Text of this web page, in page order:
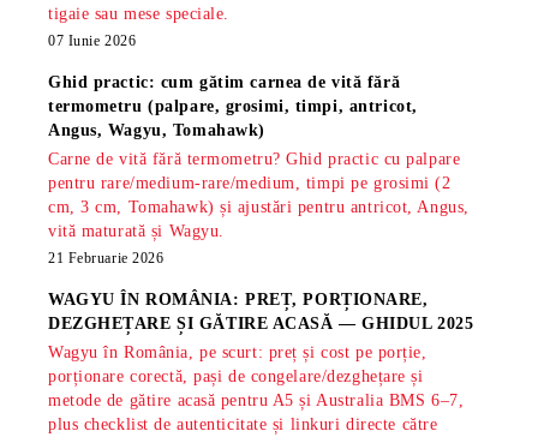
tigaie sau mese speciale.
07 Iunie 2026
Ghid practic: cum gătim carnea de vită fără
termometru (palpare, grosimi, timpi, antricot,
Angus, Wagyu, Tomahawk)
Carne de vită fără termometru? Ghid practic cu palpare
pentru rare/medium-rare/medium, timpi pe grosimi (2
cm, 3 cm, Tomahawk) și ajustări pentru antricot, Angus,
vită maturată și Wagyu.
21 Februarie 2026
WAGYU ÎN ROMÂNIA: PREȚ, PORȚIONARE,
DEZGHEȚARE ȘI GĂTIRE ACASĂ — GHIDUL 2025
Wagyu în România, pe scurt: preț și cost pe porție,
porționare corectă, pași de congelare/dezghețare și
metode de gătire acasă pentru A5 și Australia BMS 6–7,
plus checklist de autenticitate și linkuri directe către